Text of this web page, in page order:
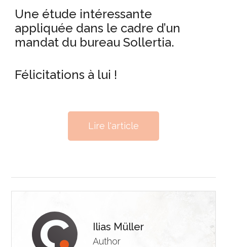
Une étude intéressante
appliquée dans le cadre d’un
mandat du bureau Sollertia.
Félicitations à lui !
Lire l'article
Ilias Müller
Author